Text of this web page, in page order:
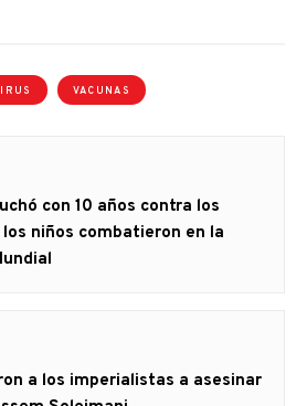
VACUNAS
con 10 años contra los
niños combatieron en la
a los imperialistas a asesinar